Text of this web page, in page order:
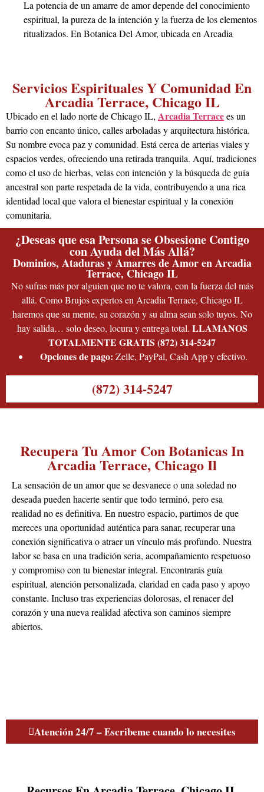
La potencia de un amarre de amor depende del conocimiento
espiritual, la pureza de la intención y la fuerza de los elementos
ritualizados. En Botanica Del Amor, ubicada en Arcadia
espiritual serio enfocado en unir destinos.
¿Puedo conseguir una consulta personal sobre
mi situación amorosa en Arcadia Terrace,
Chicago IL?
Sí, ofrecemos consultas espirituales privadas y confidenciales.
Al visitar nuestra botánica en Arcadia Terrace, Chicago IL, un
experto analizará tu caso mediante métodos como la lectura de
cartas o el diagnóstico energético para ofrecerte la guía más
clara y el ritual más efectivo, ya sea para atraer, recuperar o
sanar en el amor.
¿Los rituales para el amor realizados aquí
funcionan a distancia?
La energía espiritual no conoce fronteras. Muchos de nuestros
clientes en Arcadia Terrace, Chicago IL, inician trabajos a
distancia con excelentes resultados. Lo fundamental es la
conexión emocional y la fe en el proceso. Nuestros maestros
para influir en la persona deseada, sin importar dónde se
encontrar en Botanica Del Amor en Arcadia
Terrace, Chicago IL?
Nuestra botánica espiritual en Arcadia Terrace, Chicago IL,
cuenta con una amplia gama de productos ritualizados y
consagrados para el amor, incluyendo velas de dominación y
reconciliación, aceites de atracción, polvos de acercamiento,
muñecos de miel, resguardos personales y baños de
florecimiento. Cada artículo es preparado con hierbas y
oraciones específicas para potenciar tu camino amoroso.
¿Qué signos indican que necesito una
limpieza espiritual en temas del amor?
disipar esas sombras, restaurar tu magnetismo natural y abrir
los caminos a un amor sano y recíproco.
Amarre de Amor y un Endulzamiento?
Servicios Espirituales Y Comunidad En
Arcadia Terrace, Chicago IL
Ubicado en el lado norte de Chicago IL, Arcadia Terracees un
barrio con encanto único, calles arboladas y arquitectura histórica.
Su nombre evoca paz y comunidad. Está cerca de arterias viales y
espacios verdes, ofreciendo una retirada tranquila. Aquí, tradiciones
como el uso de hierbas, velas con intención y la búsqueda de guía
ancestral son parte respetada de la vida, contribuyendo a una rica
identidad local que valora el bienestar espiritual y la conexión
comunitaria.
¿Deseas que esa Persona se Obsesione Contigo
con Ayuda del Más Allá?
Dominios, Ataduras y Amarres de Amor en Arcadia
Terrace, Chicago IL
No sufras más por alguien que no te valora, con la fuerza del más
allá. Como Brujos expertos en Arcadia Terrace, Chicago IL
haremos que su mente, su corazón y su alma sean solo tuyos. No
hay salida… solo deseo, locura y entrega total. LLAMANOS
TOTALMENTE GRATIS (872) 314-5247
Opciones de pago: Zelle, PayPal, Cash Appy efectivo.
(872) 314-5247
Recupera Tu Amor Con Botanicas In
Arcadia Terrace, Chicago Il
La sensación de un amor que se desvanece o una soledad no
deseada pueden hacerte sentir que todo terminó, pero esa
realidad no es definitiva. En nuestro espacio, partimos de que
mereces una oportunidad auténtica para sanar, recuperar una
conexión significativa o atraer un vínculo más profundo. Nuestra
labor se basa en una tradición seria, acompañamiento respetuoso
y compromiso con tu bienestar integral. Encontrarás guía
espiritual, atención personalizada, claridad en cada paso y apoyo
constante. Incluso tras experiencias dolorosas, el renacer del
corazón y una nueva realidad afectiva son caminos siempre
abiertos.
Atención 24/7 – Escribeme cuando lo necesites